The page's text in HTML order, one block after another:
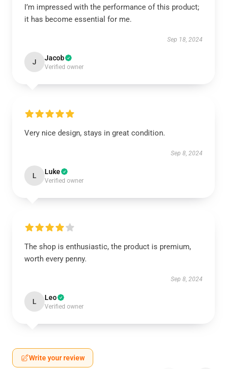
I’m impressed with the performance of this product;
it has become essential for me.
Sep 18, 2024
J Jacob
Verified owner
Very nice design, stays in great condition.
Sep 8, 2024
L Luke
Verified owner
The shop is enthusiastic, the product is premium,
worth every penny.
Sep 8, 2024
L Leo
Verified owner
Write your review